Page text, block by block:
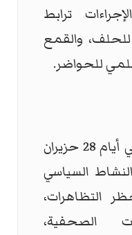
ترابط
للحلف، والقمع
للحواضر.
لقد حظر محافظ أنقرة، في أيام 28 حزيران
السياسي
التظاهرات،
الصحفية،